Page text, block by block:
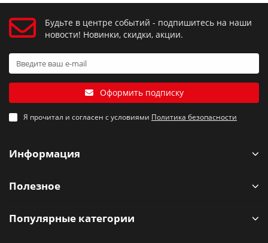
Будьте в центре событий - подпишитесь на наши
новости! Новинки, скидки, акции.
Оформить подписку
Я прочитал и согласен с условиями Политика безопасности
Информация
Полезное
Популярные категории